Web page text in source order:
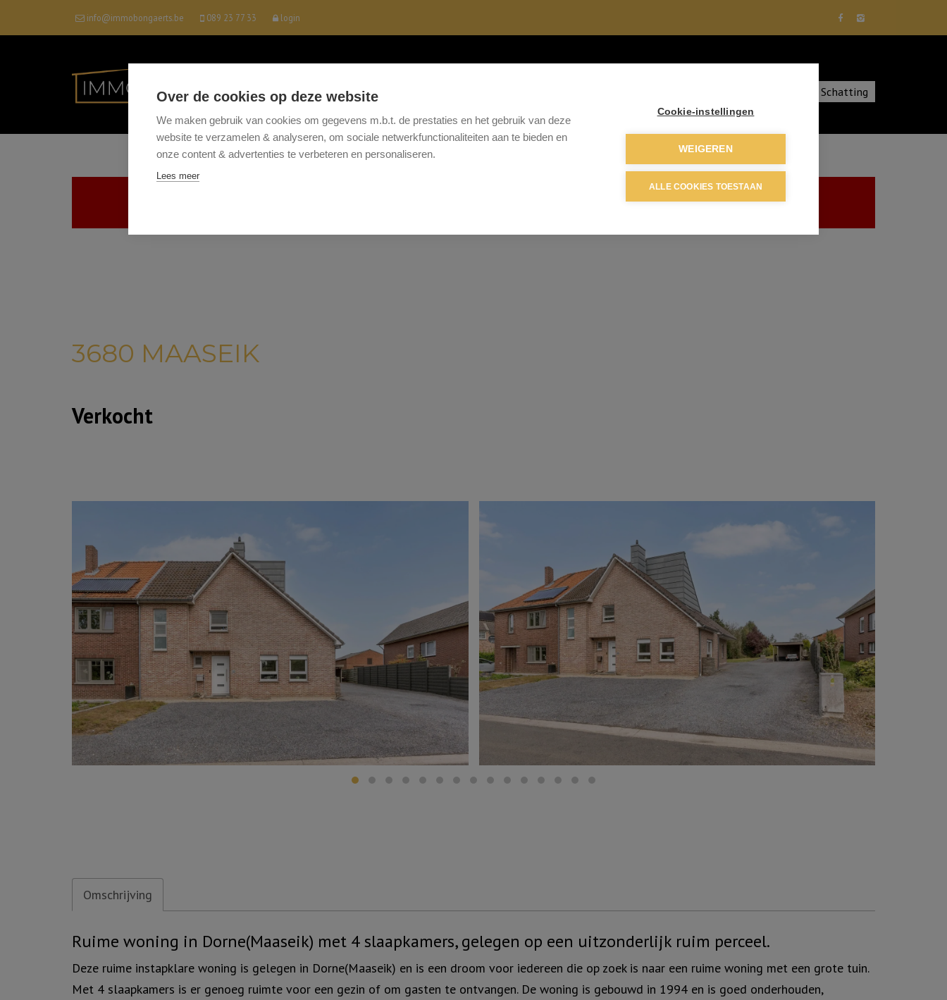
info@immobongaerts.be 089 23 77 33 login
Te koop Schatting
3680 MAASEIK
Verkocht
Omschrijving
Omschrijving
Ruime woning in Dorne(Maaseik) met 4 slaapkamers, gelegen op een uitzonderlijk ruim perceel.
Deze ruime instapklare woning is gelegen in Dorne(Maaseik) en is een droom voor iedereen die op zoek is naar een ruime woning met een grote tuin.
Met 4 slaapkamers is er genoeg ruimte voor een gezin of om gasten te ontvangen. De woning is gebouwd in 1994 en is goed onderhouden,
Over de cookies op deze website
We maken gebruik van cookies om gegevens m.b.t. de prestaties en het gebruik van deze
website te verzamelen & analyseren, om sociale netwerkfunctionaliteiten aan te bieden en
onze content & advertenties te verbeteren en personaliseren.
Lees meer
Cookie-instellingen
WEIGEREN
ALLE COOKIES TOESTAAN